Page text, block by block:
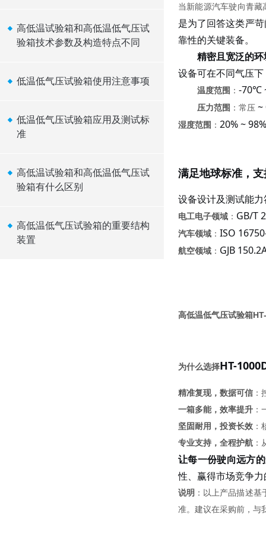
高低温试验箱和高低温低气压试
验箱技术参数及构造特点不同
低温低气压试验箱使用注意事项
低温低气压试验箱应用及测试标
准
高低温试验箱和高低温低气压试
验箱有什么区别
高低温低气压试验箱的重要结构
装置
当新能源汽车驶向青
是为了回答这类严
靠性的关键装备。
精密且宽泛的
设备可在不同气压
温度范围 ： -70℃
压力范围 ：常压 ~
湿度范围 ： 20% ~
满足地球标准，
设备设计及测试能
电工电子领域 ： GB/T
汽车领域 ： ISO
航空领域 ： GJB
高低温低气压试验箱
为什么选择HT-
精准复现，数据可信
一箱多能，效率提升
坚固耐用，投资长效
专业支持，全程护航
让每一份驶向远方
性、赢得市场竞争
说明 ：以上产品描述
准。建议在采购前，与